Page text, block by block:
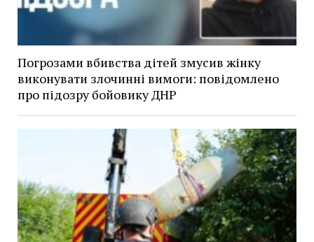
Погрозами вбивства дітей змусив жінку
виконувати злочинні вимоги: повідомлено
про підозру бойовику ДНР